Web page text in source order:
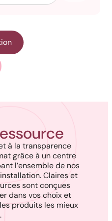
à la transparence
grâce à un centre
l’ensemble de nos
Claires et
sont conçues
dans vos choix et
produits les mieux